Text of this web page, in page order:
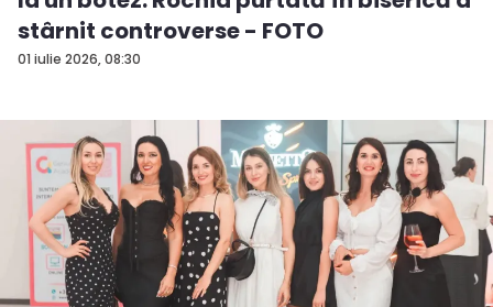
01 iulie 2026, 08:30
stârnit controverse - FOTO